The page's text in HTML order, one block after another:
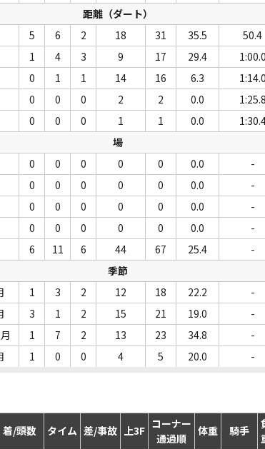
距離（ダート）
5 6 2 18 31 35.5
50.4
1 4 3 9 17 29.4
1:00.0
0 1 1 14 16 6.3
1:14.0
0 0 0 2 2 0.0
1:25.8
0 0 0 1 1 0.0
場
0 0 0 0 0 0.0
-
0 0 0 0 0 0.0
-
0 0 0 0 0 0.0
-
0 0 0 0 0 0.0
-
6 11 6 44 67 25.4
-
季節
1 3 2 12 18 22.2
-
3 1 2 15 21 19.0
-
1 7 2 13 23 34.8
-
1 0 0 4 5 20.0 -
着/頭数 タイム 差/事故 上3F コーナー
通過順
体重 騎手